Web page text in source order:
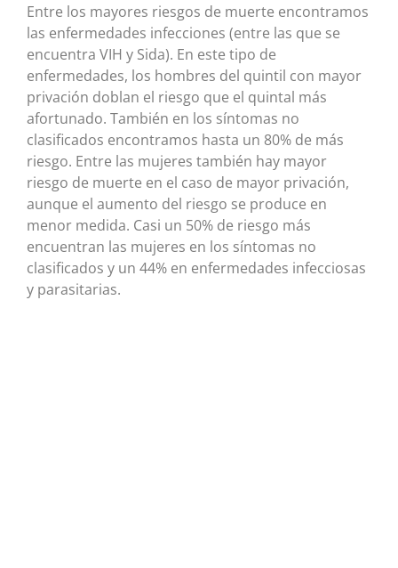
Entre los mayores riesgos de muerte encontramos
las enfermedades infecciones (entre las que se
encuentra VIH y Sida). En este tipo de
enfermedades, los hombres del quintil con mayor
privación doblan el riesgo que el quintal más
afortunado. También en los síntomas no
clasificados encontramos hasta un 80% de más
riesgo. Entre las mujeres también hay mayor
riesgo de muerte en el caso de mayor privación,
aunque el aumento del riesgo se produce en
menor medida. Casi un 50% de riesgo más
encuentran las mujeres en los síntomas no
clasificados y un 44% en enfermedades infecciosas
y parasitarias.